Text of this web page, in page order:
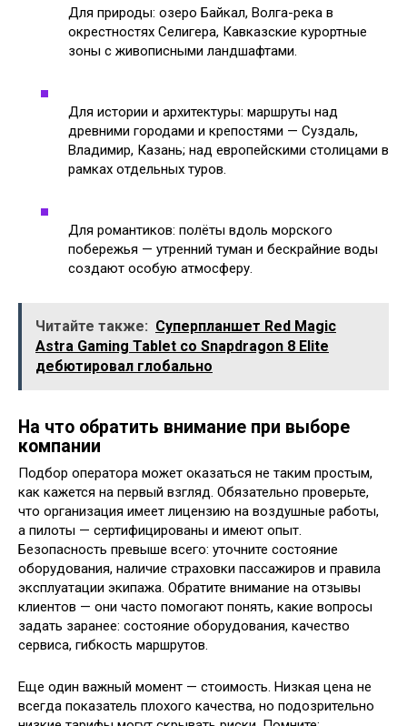
Для природы: озеро Байкал, Волга-река в
окрестностях Селигера, Кавказские курортные
зоны с живописными ландшафтами.
Для истории и архитектуры: маршруты над
древними городами и крепостями — Суздаль,
Владимир, Казань; над европейскими столицами в
рамках отдельных туров.
Для романтиков: полёты вдоль морского
побережья — утренний туман и бескрайние воды
создают особую атмосферу.
Читайте также: Суперпланшет Red Magic
Astra Gaming Tablet со Snapdragon 8 Elite
дебютировал глобально
На что обратить внимание при выборе
компании
Подбор оператора может оказаться не таким простым,
как кажется на первый взгляд. Обязательно проверьте,
что организация имеет лицензию на воздушные работы,
а пилоты — сертифицированы и имеют опыт.
Безопасность превыше всего: уточните состояние
оборудования, наличие страховки пассажиров и правила
эксплуатации экипажа. Обратите внимание на отзывы
клиентов — они часто помогают понять, какие вопросы
задать заранее: состояние оборудования, качество
сервиса, гибкость маршрутов.
Еще один важный момент — стоимость. Низкая цена не
всегда показатель плохого качества, но подозрительно